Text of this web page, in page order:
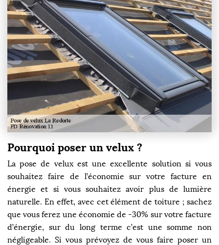
Pourquoi poser un velux ?
La pose de velux est une excellente solution si vous
souhaitez faire de l’économie sur votre facture en
énergie et si vous souhaitez avoir plus de lumière
naturelle. En effet, avec cet élément de toiture ; sachez
que vous ferez une économie de -30% sur votre facture
d’énergie, sur du long terme c’est une somme non
négligeable. Si vous prévoyez de vous faire poser un